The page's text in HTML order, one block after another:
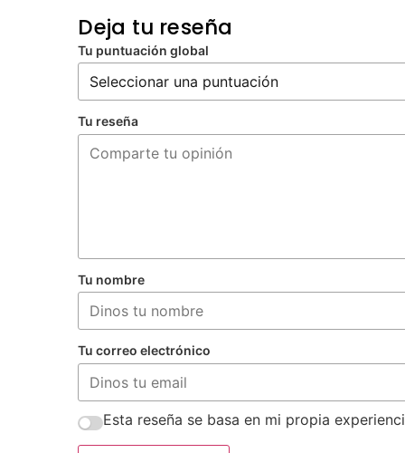
Deja tu reseña
Tu puntuación global
Tu reseña
Tu nombre
Tu correo electrónico
Esta reseña se basa en mi propia